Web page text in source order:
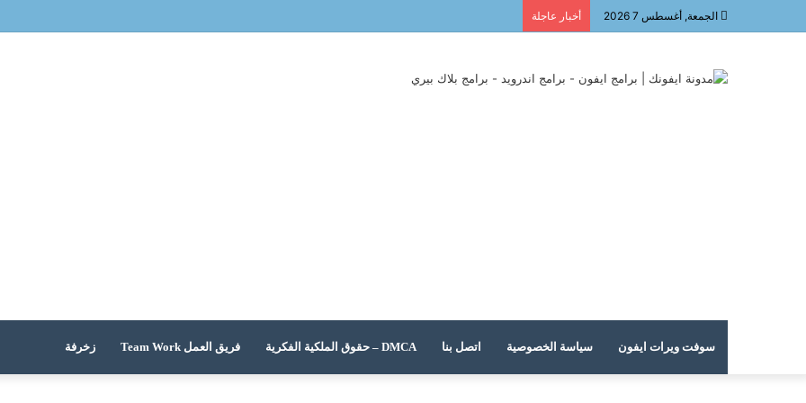
الجمعة, أغسطس 7 2026 أخبار عاجلة
سوفت ويرات ايفون سياسة الخصوصية اتصل بنا DMCA – حقوق الملكية الفكرية فريق العمل Team Work زخرفة